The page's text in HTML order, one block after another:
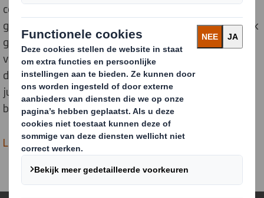
concurrenten over de hele wereld. Ik ben persoonlijk
getuige geweest van jullie bijdragen op elk afzonderlijk
gebied van ons bedrijf en ik ben dankbaar voor jullie
voortdurende partnerschap en steun in deze
dynamische en volatiele bedrijfsomgeving. Wij danken
jullie oprecht voor jullie partnerschap en zeer sterke
bijdragen."
Lees meer over de Awards op de P&G blog